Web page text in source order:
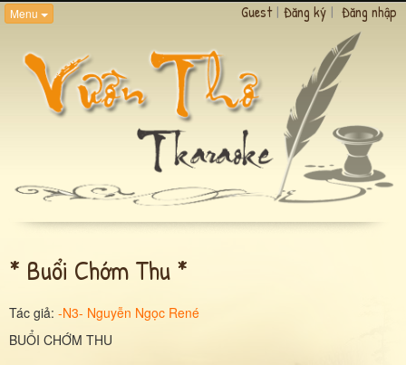
Menu Guest | Đăng ký | Đăng nhập
* Buổi Chớm Thu *
Tác giả: -N3- Nguyễn Ngọc René
BUỔI CHỚM THU